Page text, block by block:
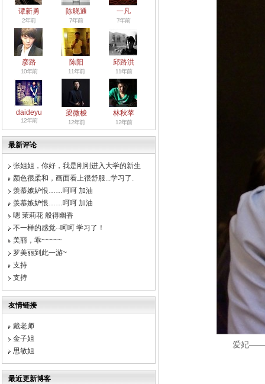
谭新勇
2年前
陈晓通
7年前
一凡
7年前
彦路
10年前
陈阳
11年前
邱路洪
11年前
daideyu
12年前
梁微梭
12年前
林秋苹
12年前
最新评论
张姐姐，你好，我是刚刚进入大学的新生
颜色很柔和，画面看上很舒服...学习了.
羡慕嫉妒恨……呵呵 加油
羡慕嫉妒恨……呵呵 加油
嗯 茉莉花 般得幽香
不一样的感觉··呵呵 学习了！
美丽，乖~~~~~
罗美丽到此一游~
支持
支持
友情链接
戴老师
金子姐
思敏姐
最近更新博客
爱妃——罗美丽~ 只